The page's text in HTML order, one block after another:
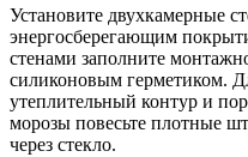
Установите двухкамерные
энергосберегающим
стенами заполните
силиконовым герметиком.
утеплительный контур и
морозы повесьте плотные
через стекло.